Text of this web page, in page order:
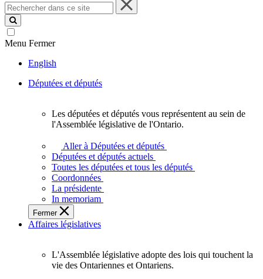
dans
ce
site
Menu Fermer
English
Députées et députés
députés
vous
représentent
sein
de
l'Assemblée
législative
l'Ontario.
Les députées et députés vous représentent au sein de
l'Assemblée législative de l'Ontario.
Aller à Députées et députés
Députées et députés actuels
Toutes les députées et tous les députés
Coordonnées
La présidente
In memoriam
Fermer
Affaires législatives
L'Assemblée
L'Assemblée législative adopte des lois qui touchent la
vie des Ontariennes et Ontariens.